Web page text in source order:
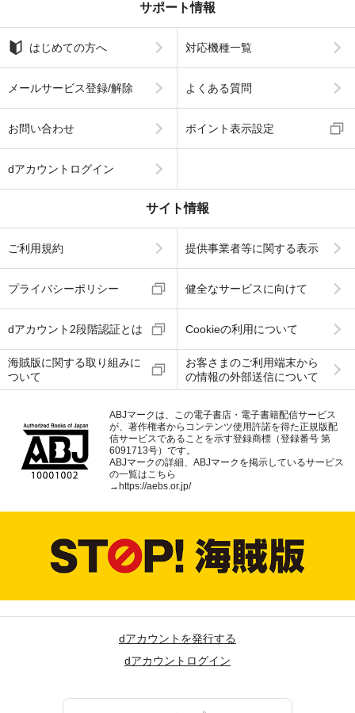
サポート情報
はじめての方へ 対応機種一覧
メールサービス登録/解除 よくある質問
お問い合わせ ポイント表示設定
dアカウントログイン
サイト情報
ご利用規約 提供事業者等に関する表示
プライバシーポリシー 健全なサービスに向けて
dアカウント2段階認証とは Cookieの利用について
海賊版に関する取り組みに
ついて
お客さまのご利用端末から
の情報の外部送信について
ABJマークは、この電子書店・電子書籍配信サービス
が、著作権者からコンテンツ使用許諾を得た正規版配
信サービスであることを示す登録商標（登録番号 第
6091713号）です。
ABJマークの詳細、ABJマークを掲示しているサービス
の一覧はこちら
→ https://aebs.or.jp/
dアカウントを発行する
dアカウントログイン